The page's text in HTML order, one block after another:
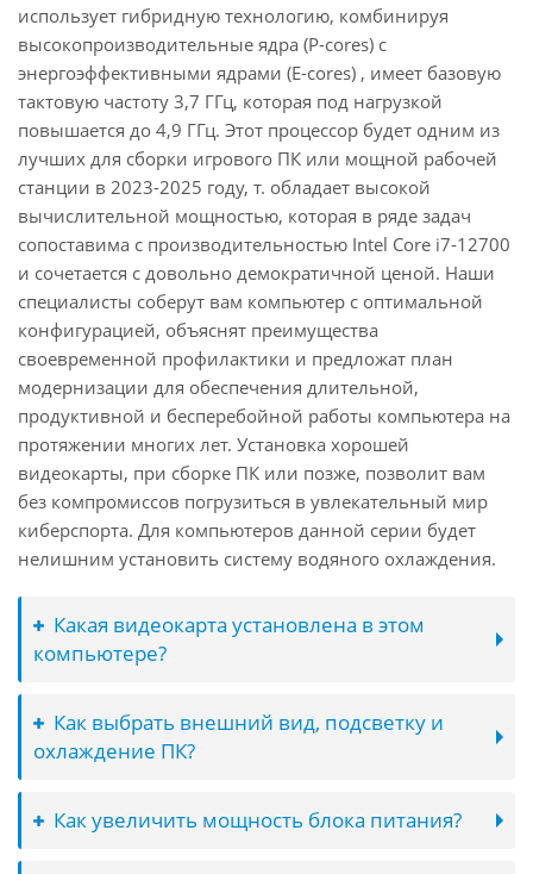
использует гибридную технологию, комбинируя
высокопроизводительные ядра (P-cores) с
энергоэффективными ядрами (E-cores) , имеет базовую
тактовую частоту 3,7 ГГц, которая под нагрузкой
повышается до 4,9 ГГц. Этот процессор будет одним из
лучших для сборки игрового ПК или мощной рабочей
станции в 2023-2025 году, т. обладает высокой
вычислительной мощностью, которая в ряде задач
сопоставима с производительностью Intel Core i7-12700
и сочетается с довольно демократичной ценой. Наши
специалисты соберут вам компьютер с оптимальной
конфигурацией, объяснят преимущества
своевременной профилактики и предложат план
модернизации для обеспечения длительной,
продуктивной и бесперебойной работы компьютера на
протяжении многих лет. Установка хорошей
видеокарты, при сборке ПК или позже, позволит вам
без компромиссов погрузиться в увлекательный мир
киберспорта. Для компьютеров данной серии будет
нелишним установить систему водяного охлаждения.
Какая видеокарта установлена в этом
компьютере?
Как выбрать внешний вид, подсветку и
охлаждение ПК?
Как увеличить мощность блока питания?